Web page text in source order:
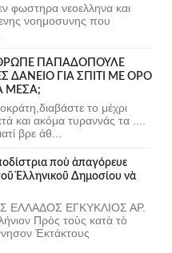
φωστηρα νεοελληνα και
νοημοσυνης που
ΠΑΠΑΔΟΠΟΥΛΕ
ΔΑΝΕΙΟ ΓΙΑ ΣΠΙΤΙ ΜΕ ΟΡΟ
ΜΕΣΑ;
το μέχρι
και ακόμα τυραννάς τα ....
βρε άθ...
ποὺ ἀπαγόρευε
Ἑλληνικοῦ Δημοσίου νὰ
ΕΛΛΑΔΟΣ ΕΓΚΥΚΛΙΟΣ ΑΡ.
Πρὸς τοὺς κατὰ τὸ
Ἐκτάκτους